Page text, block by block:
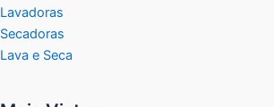
Lavadoras
Secadoras
Lava e Seca